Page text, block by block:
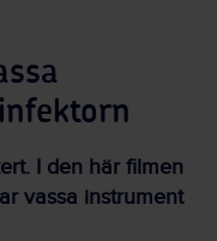
I den här filmen
vassa instrument